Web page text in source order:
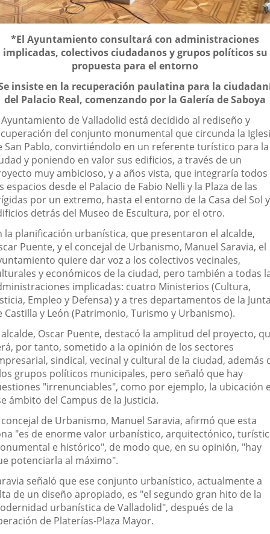
*El Ayuntamiento consultará con administraciones
implicadas, colectivos ciudadanos y grupos políticos su
propuesta para el entorno
insiste en la recuperación paulatina para la
del Palacio Real, comenzando por la Galería de Saboya
Ayuntamiento de Valladolid está decidido al rediseño y
del conjunto monumental que circunda la
San Pablo, convirtiéndolo en un referente turístico para la
y poniendo en valor sus edificios, a través de un
muy ambicioso, y a años vista, que integraría todos
espacios desde el Palacio de Fabio Nelli y la Plaza de las
por un extremo, hasta el entorno de la Casa del Sol y
detrás del Museo de Escultura, por el otro.
la planificación urbanística, que presentaron el alcalde,
Puente, y el concejal de Urbanismo, Manuel Saravia, el
quiere dar voz a los colectivos vecinales,
y económicos de la ciudad, pero también a todas
implicadas: cuatro Ministerios (Cultura,
Empleo y Defensa) y a tres departamentos de la
Castilla y León (Patrimonio, Turismo y Urbanismo).
alcalde, Oscar Puente, destacó la amplitud del proyecto,
por tanto, sometido a la opinión de los sectores
sindical, vecinal y cultural de la ciudad, además
grupos políticos municipales, pero señaló que hay
"irrenunciables", como por ejemplo, la ubicación
ámbito del Campus de la Justicia.
concejal de Urbanismo, Manuel Saravia, afirmó que esta
"es de enorme valor urbanístico, arquitectónico,
e histórico", de modo que, en su opinión, "hay
potenciarla al máximo".
señaló que ese conjunto urbanístico, actualmente a
de un diseño apropiado, es "el segundo gran hito de la
urbanística de Valladolid", después de la
de Platerías-Plaza Mayor.